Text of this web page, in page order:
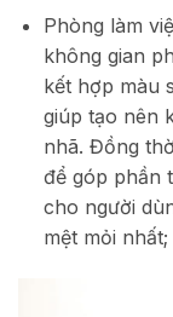
Phòng làm
không gian
kết hợp màu
giúp tạo nên
nhã. Đồng
để góp phần
cho người
mệt mỏi nhất;